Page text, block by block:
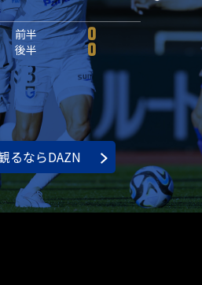
前半
0
後半 0
るならDAZN